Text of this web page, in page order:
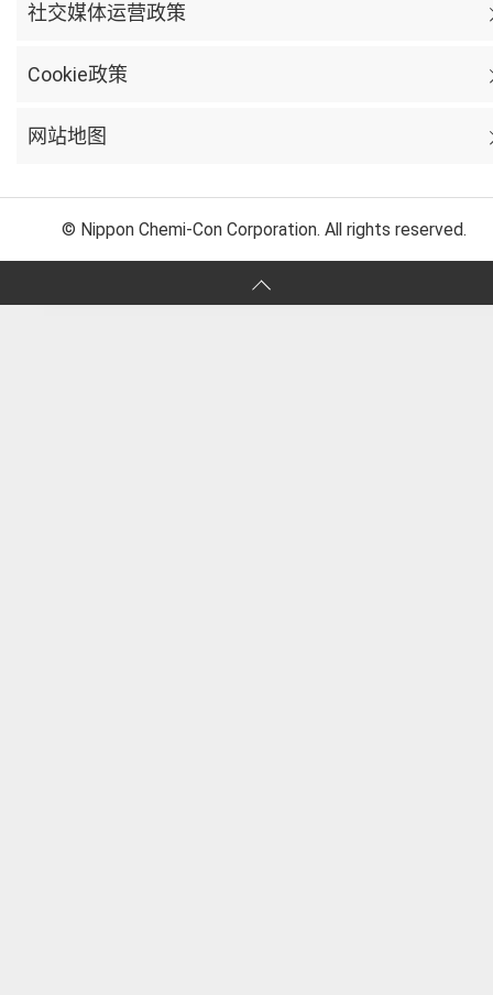
社交媒体运营政策
Cookie政策
网站地图
© Nippon Chemi-Con Corporation. All rights reserved.